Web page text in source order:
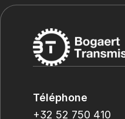
Téléphone
+32 52 750 410